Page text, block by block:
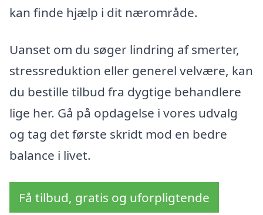
kan finde hjælp i dit nærområde.
Uanset om du søger lindring af smerter,
stressreduktion eller generel velvære, kan
du bestille tilbud fra dygtige behandlere
lige her. Gå på opdagelse i vores udvalg
og tag det første skridt mod en bedre
balance i livet.
Få tilbud, gratis og uforpligtende